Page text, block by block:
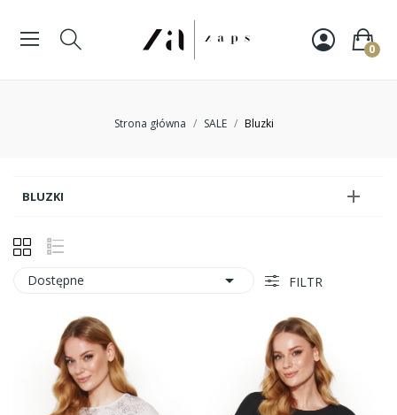
0
Strona główna SALE Bluzki
BLUZKI 
Dostępne  FILTR